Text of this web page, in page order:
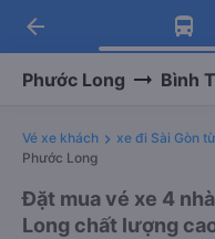
Tải app
Nhận ưu
Tải app
-30k/ghế
arrow_back
Phước Long Bình
Vé xe khách xe đi Sài Gòn
Phước Long
Đặt mua vé xe 4
Long chất lượng